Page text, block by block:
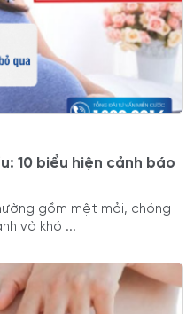
10 biểu hiện cảnh báo
gồm mệt mỏi, chóng
và khó ...